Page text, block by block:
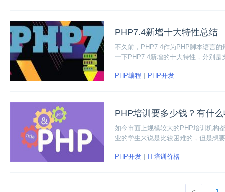
PHP7.4新增十大特性总结
不久前，PHP7.4作为PHP脚本语言
一下PHP7.4新增的十大特性，分别
及协变量返回和协变量参数。下面我
PHP编程 PHP开发
PHP培训要多少钱？有什
如今市面上规模较大的PHP培训机构
业的学生来说是比较困难的，但是想
PHP开发
IT培训价格